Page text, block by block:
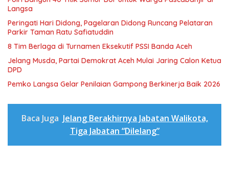
Langsa
Peringati Hari Didong, Pagelaran Didong Runcang Pelataran
Parkir Taman Ratu Safiatuddin
8 Tim Berlaga di Turnamen Eksekutif PSSI Banda Aceh
Jelang Musda, Partai Demokrat Aceh Mulai Jaring Calon Ketua
DPD
Pemko Langsa Gelar Penilaian Gampong Berkinerja Baik 2026
Baca Juga Jelang Berakhirnya Jabatan Walikota,
Tiga Jabatan “Dilelang”